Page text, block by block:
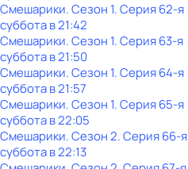
Смешарики. Сезон 1. Серия 62-я
субботав21:42
Смешарики. Сезон 1. Серия 63-я
субботав21:50
Смешарики. Сезон 1. Серия 64-я
субботав21:57
Смешарики. Сезон 1. Серия 65-я
субботав22:05
Смешарики. Сезон 2. Серия 66-я
субботав22:13